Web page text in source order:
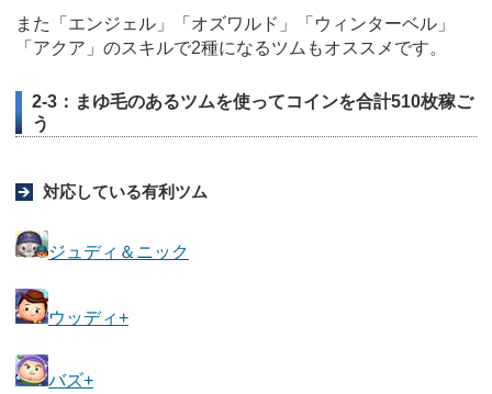
また「エンジェル」「オズワルド」「ウィンターベル」
「アクア」のスキルで2種になるツムもオススメです。
2-3：まゆ毛のあるツムを使ってコインを合計510枚稼ご
う
対応している有利ツム
ジュディ＆ニック
ウッディ+
バズ+